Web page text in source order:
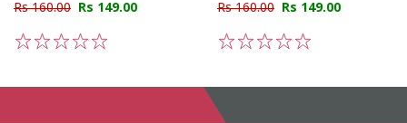
Rs 160.00 Rs 149.00
Rs 160.00 Rs 149.00